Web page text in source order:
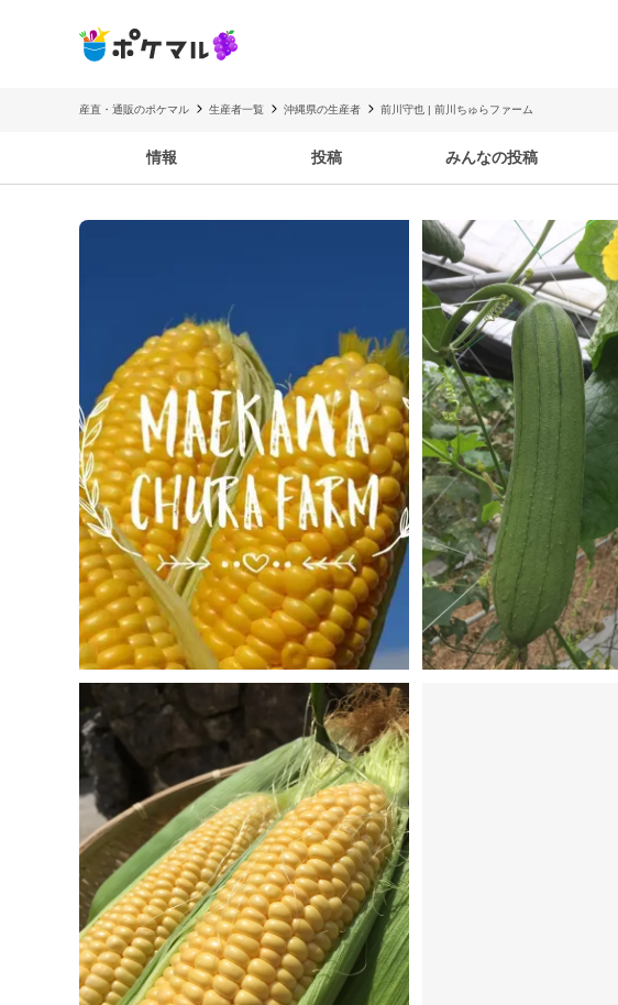
産直・通販のポケマル 生産者一覧 沖縄県の生産者 前川守也 | 前川ちゅらファーム
情報 投稿 みんなの投稿